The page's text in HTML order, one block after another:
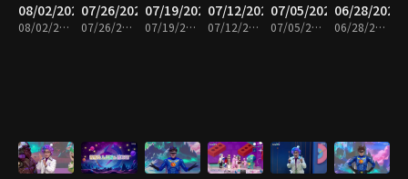
08/02/2026
08/02/2026 • 27분
07/26/2026
07/26/2026 • 25분
07/19/2026
07/19/2026 • 26분
07/12/2026
07/12/2026 • 24분
07/05/2026
07/05/2026 • 26분
06/28/2026
06/28/2026 • 26분